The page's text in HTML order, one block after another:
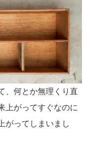
、何とか無理くり直
上がってすぐなのに
がってしまいまし